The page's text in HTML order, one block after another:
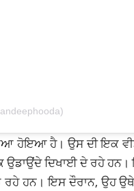
ਹੋਇਆ ਹੈ। ਉਸ ਦੀ ਇਕ
ਦਿਖਾਈ ਦੇ ਰਹੇ
ਹਨ। ਇਸ ਦੌਰਾਨ, ਉਹ ਉਥੇ